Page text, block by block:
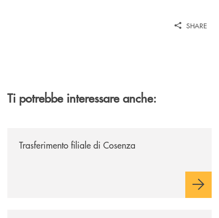
SHARE
Ti potrebbe interessare anche:
Trasferimento filiale di Cosenza